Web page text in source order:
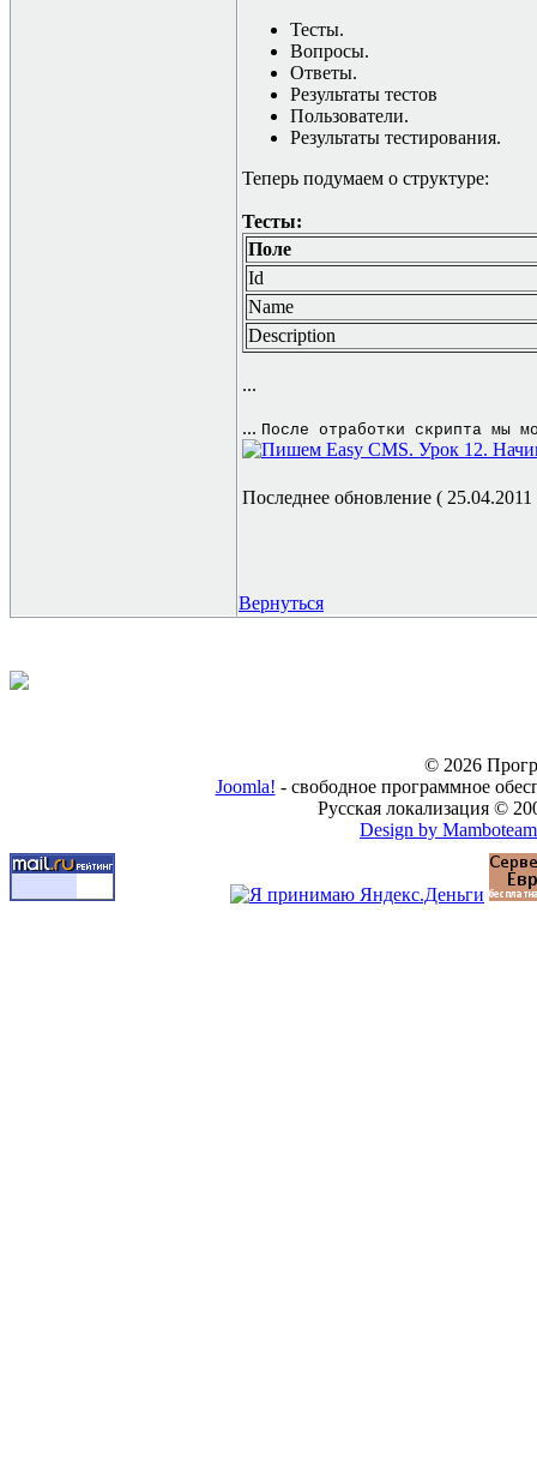
Тесты.
Вопросы.
Ответы.
Результаты тестов
Пользователи.
Результаты тестирования.
Теперь подумаем о структуре:
Тесты:
Поле
Id
Name
Description
...
... После отработки скрипта мы
Последнее обновление ( 25.04.2011
Вернуться
© 2026
Joomla! - свободное программное
Русская локализация ©
Design by